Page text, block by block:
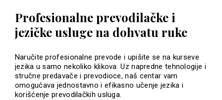
Profesionalne prevodilačke i
jezičke usluge na dohvatu ruke
Naručite profesionalne prevode i upišite se na kurseve
jezika u samo nekoliko klikova. Uz napredne tehnologije i
stručne predavače i prevodioce, naš centar vam
omogućava jednostavno i efikasno učenje jezika i
korišćenje prevodilačkih usluga.